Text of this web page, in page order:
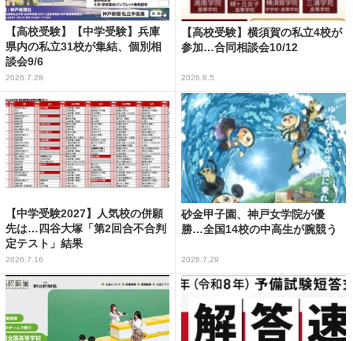
【高校受験】【中学受験】兵庫
県内の私立31校が集結、個別相
談会9/6
2026.7.28
【高校受験】横須賀の私立4校が
参加…合同相談会10/12
2026.8.5
【中学受験2027】人気校の併願
先は…四谷大塚「第2回合不合判
定テスト」結果
2026.7.16
砂金甲子園、神戸女学院が優
勝…全国14校の中高生が腕競う
2026.7.29